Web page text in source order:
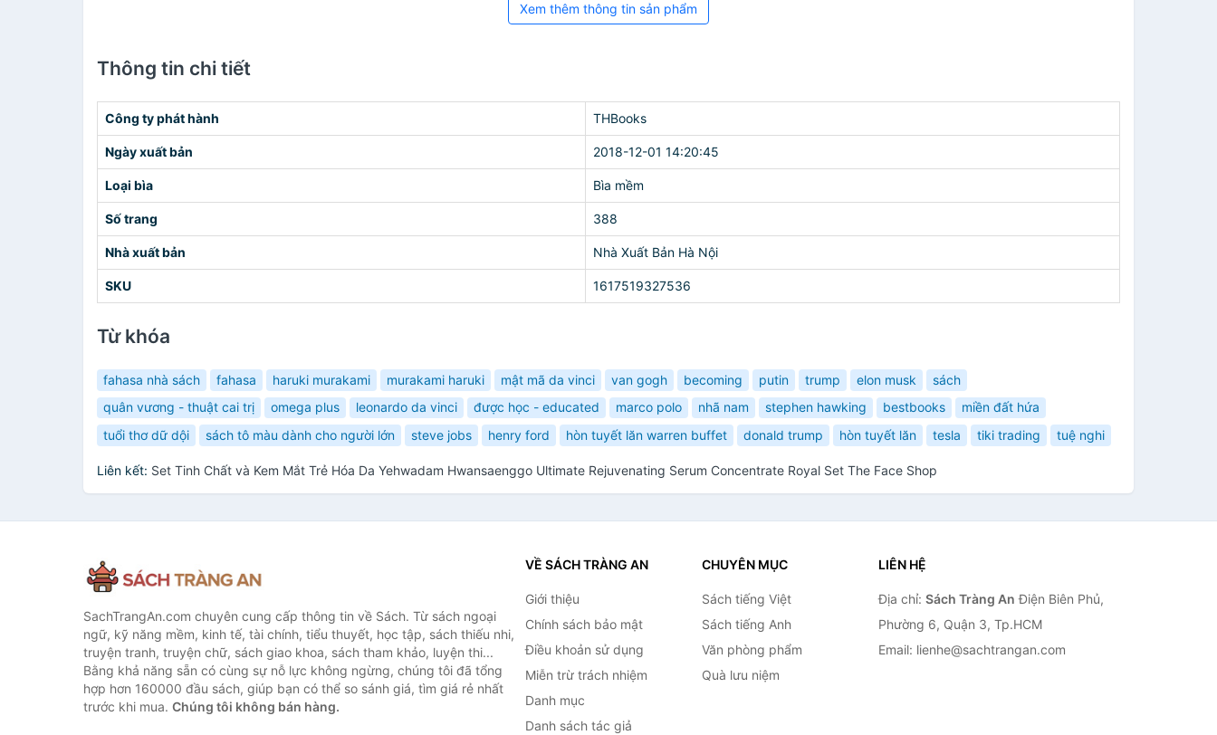
Xem thêm thông tin sản phẩm
Thông tin chi tiết
Công ty phát hành THBooks
Ngày xuất bản 2018-12-01 14:20:45
Loại bìa Bìa mềm
Số trang 388
Nhà xuất bản Nhà Xuất Bản Hà Nội
SKU 1617519327536
Từ khóa
fahasa nhà sách fahasa haruki murakami murakami haruki mật mã da vinci van gogh becoming putin trump elon musk
sách
quân vương - thuật cai trị
omega plus leonardo da vinci được học - educated marco polo nhã nam stephen hawking bestbooks
miền đất hứa
tuổi thơ dữ dội
sách tô màu dành cho người lớn steve jobs henry ford hòn tuyết lăn warren buffet donald trump hòn tuyết lăn tesla tiki trading tuệ nghi
Liên kết: Set Tinh Chất và Kem Mắt Trẻ Hóa Da Yehwadam Hwansaenggo Ultimate Rejuvenating Serum Concentrate Royal Set The Face Shop
SachTrangAn.com chuyên cung cấp thông tin về Sách. Từ sách ngoại
ngữ, kỹ năng mềm, kinh tế, tài chính, tiểu thuyết, học tập, sách thiếu nhi,
truyện tranh, truyện chữ, sách giao khoa, sách tham khảo, luyện thi...
Bằng khả năng sẵn có cùng sự nỗ lực không ngừng, chúng tôi đã tổng
hợp hơn 160000 đầu sách, giúp bạn có thể so sánh giá, tìm giá rẻ nhất
trước khi mua. Chúng tôi không bán hàng.
VỀ SÁCH TRÀNG AN
Giới thiệu
Chính sách bảo mật
Điều khoản sử dụng
Miễn trừ trách nhiệm
Danh mục
Danh sách tác giả
CHUYÊN MỤC
Sách tiếng Việt
Sách tiếng Anh
Văn phòng phẩm
Quà lưu niệm
LIÊN HỆ
Địa chỉ: Sách Tràng An Điện Biên Phủ,
Phường 6, Quận 3, Tp.HCM
Email: lienhe@sachtrangan.com